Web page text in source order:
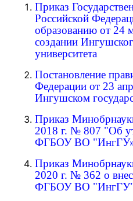
Приказ
Российской
образованию от 24
создании
университета
Постановление
Федерации от 23
Ингушском
Приказ
2018 г. № 807 "Об
ФГБОУ ВО
Приказ
2020 г. № 362 о
ФГБОУ ВО